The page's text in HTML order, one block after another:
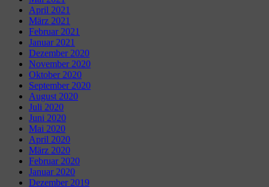
April 2021
März 2021
Februar 2021
Januar 2021
Dezember 2020
November 2020
Oktober 2020
September 2020
August 2020
Juli 2020
Juni 2020
Mai 2020
April 2020
März 2020
Februar 2020
Januar 2020
Dezember 2019